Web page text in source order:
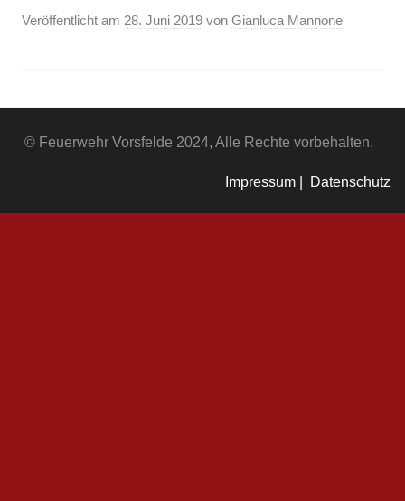
Veröffentlicht am 28. Juni 2019 von Gianluca Mannone
© Feuerwehr Vorsfelde 2024, Alle Rechte vorbehalten.
Datenschutz
Impressum |